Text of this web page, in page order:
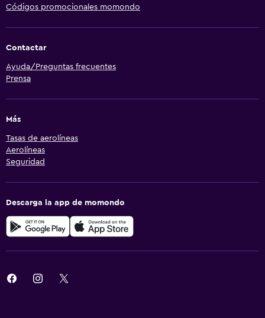
Códigos promocionales momondo
Contactar
Ayuda/Preguntas frecuentes
Prensa
Más
Tasas de aerolíneas
Aerolíneas
Seguridad
Descarga la app de momondo